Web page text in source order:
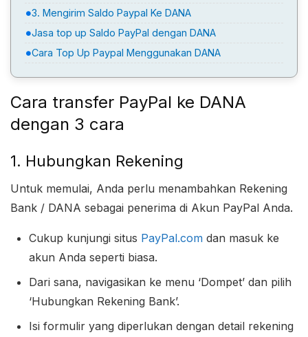
3. Mengirim Saldo Paypal Ke DANA
Jasa top up Saldo PayPal dengan DANA
Cara Top Up Paypal Menggunakan DANA
Cara transfer PayPal ke DANA
dengan 3 cara
1. Hubungkan Rekening
Untuk memulai, Anda perlu menambahkan Rekening
Bank / DANA sebagai penerima di Akun PayPal Anda.
Cukup kunjungi situs PayPal.com dan masuk ke
akun Anda seperti biasa.
Dari sana, navigasikan ke menu ‘Dompet’ dan pilih
‘Hubungkan Rekening Bank’.
Isi formulir yang diperlukan dengan detail rekening